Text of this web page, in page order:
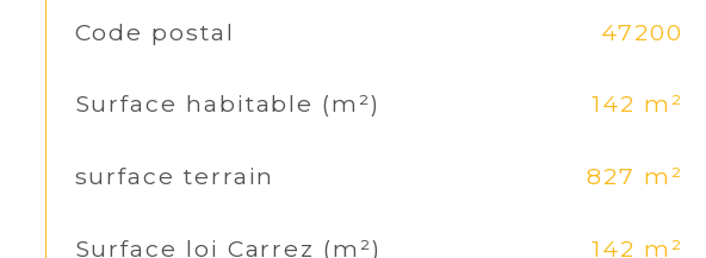
TRAD_SIROCCO_Caracteristique
Code postal 47200
Surface habitable (m²) 142 m²
surface terrain 827 m²
Surface loi Carrez (m²) 142 m²